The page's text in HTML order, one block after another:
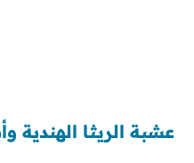
عشبة الريثا الهندية